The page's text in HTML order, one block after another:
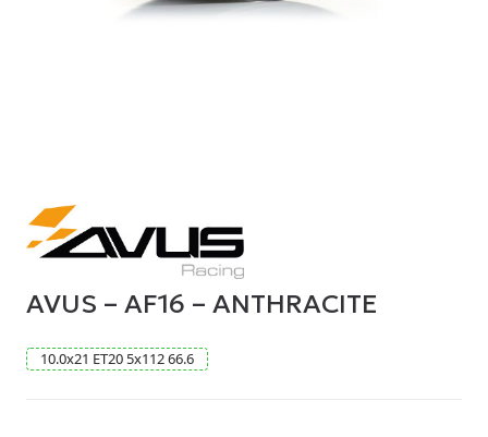
AVUS – AF16 – ANTHRACITE
10.0x21 ET20 5x11266.6